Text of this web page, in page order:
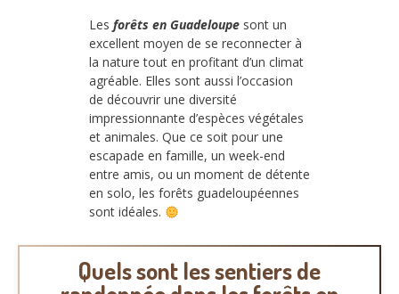
Les forêts en Guadeloupe sont un
excellent moyen de se reconnecter à
la nature tout en profitant d’un climat
agréable. Elles sont aussi l’occasion
de découvrir une diversité
impressionnante d’espèces végétales
et animales. Que ce soit pour une
escapade en famille, un week-end
entre amis, ou un moment de détente
en solo, les forêts guadeloupéennes
sont idéales.
Quels sont les sentiers de